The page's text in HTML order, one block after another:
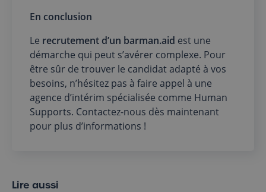
En conclusion
Le recrutement d’un barman.aid est une
démarche qui peut s’avérer complexe. Pour
être sûr de trouver le candidat adapté à vos
besoins, n’hésitez pas à faire appel à une
agence d’intérim spécialisée comme Human
Supports. Contactez-nous dès maintenant
pour plus d’informations !
Lire aussi